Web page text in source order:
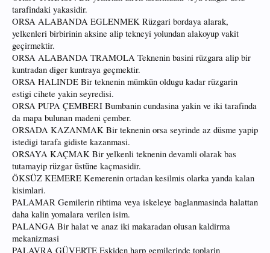
tarafindaki yakasidir.
ORSA ALABANDA EGLENMEK Rüzgari bordaya alarak,
yelkenleri birbirinin aksine alip tekneyi yolundan alakoyup vakit
geçirmektir.
ORSA ALABANDA TRAMOLA Teknenin basini rüzgara alip bir
kuntradan diger kuntraya geçmektir.
ORSA HALINDE Bir teknenin mümkün oldugu kadar rüzgarin
estigi cihete yakin seyredisi.
ORSA PUPA ÇEMBERI Bumbanin cundasina yakin ve iki tarafinda
da mapa bulunan madeni çember.
ORSADA KAZANMAK Bir teknenin orsa seyrinde az düsme yapip
istedigi tarafa gidiste kazanmasi.
ORSAYA KAÇMAK Bir yelkenli teknenin devamli olarak bas
tutamayip rüzgar üstüne kaçmasidir.
ÖKSÜZ KEMERE Kemerenin ortadan kesilmis olarka yanda kalan
kisimlari.
PALAMAR Gemilerin rihtima veya iskeleye baglanmasinda halattan
daha kalin yomalara verilen isim.
PALANGA Bir halat ve anaz iki makaradan olusan kaldirma
mekanizmasi
PALAVRA GÜVERTE Eskiden harp gemilerinde toplarin